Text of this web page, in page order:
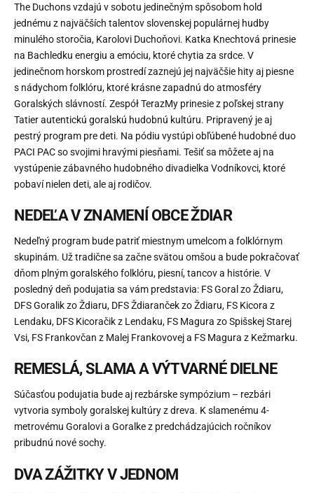
The Duchons vzdajú v sobotu jedinečným spôsobom hold
jednému z najväčších talentov slovenskej populárnej hudby
minulého storočia, Karolovi Duchoňovi. Katka Knechtová prinesie
na Bachledku energiu a emóciu, ktoré chytia za srdce. V
jedinečnom horskom prostredí zaznejú jej najväčšie hity aj piesne
s nádychom folklóru, ktoré krásne zapadnú do atmosféry
Goralských slávností. Zespół TerazMy prinesie z poľskej strany
Tatier autentickú goralskú hudobnú kultúru. Pripravený je aj
pestrý program pre deti. Na pódiu vystúpi obľúbené hudobné duo
PACI PAC so svojimi hravými piesňami. Tešiť sa môžete aj na
vystúpenie zábavného hudobného divadielka Vodníkovci, ktoré
pobaví nielen deti, ale aj rodičov.
NEDEĽA V ZNAMENÍ OBCE ŽDIAR
Nedeľný program bude patriť miestnym umelcom a folklórnym
skupinám. Už tradične sa začne svätou omšou a bude pokračovať
dňom plným goralského folklóru, piesní, tancov a histórie. V
posledný deň podujatia sa vám predstavia: FS Goral zo Ždiaru,
DFS Goralik zo Ždiaru, DFS Ždiaranček zo Ždiaru, FS Kicora z
Lendaku, DFS Kicoračik z Lendaku, FS Magura zo Spišskej Starej
Vsi, FS Frankovčan z Malej Frankovovej a FS Magura z Kežmarku.
REMESLÁ, SLAMA A VÝTVARNÉ DIELNE
Súčasťou podujatia bude aj rezbárske sympózium – rezbári
vytvoria symboly goralskej kultúry z dreva. K slamenému 4-
metrovému Goralovi a Goralke z predchádzajúcich ročníkov
pribudnú nové sochy.
DVA ZÁŽITKY V JEDNOM